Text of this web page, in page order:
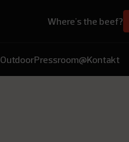
Where's the beef?
OutdoorPressroom@Kontakt